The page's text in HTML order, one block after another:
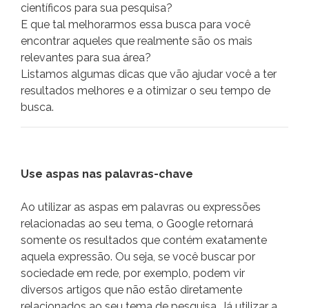
científicos para sua pesquisa?
E que tal melhorarmos essa busca para você
encontrar aqueles que realmente são os mais
relevantes para sua área?
Listamos algumas dicas que vão ajudar você a ter
resultados melhores e a otimizar o seu tempo de
busca.
Use aspas nas palavras-chave
Ao utilizar as aspas em palavras ou expressões
relacionadas ao seu tema, o Google retornará
somente os resultados que contém exatamente
aquela expressão. Ou seja, se você buscar por
sociedade em rede, por exemplo, podem vir
diversos artigos que não estão diretamente